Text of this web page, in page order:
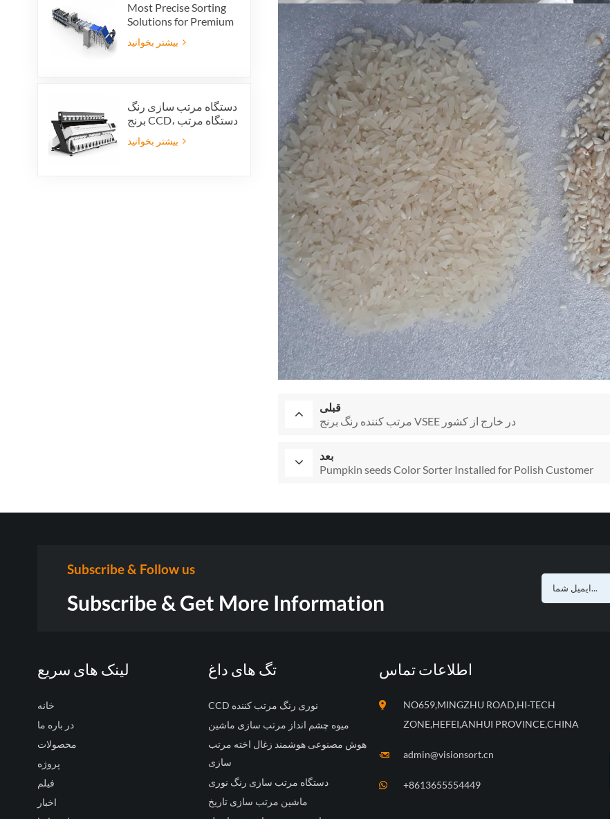
Most Precise Sorting
Solutions for Premium
Quality Dates, Date
Grader powered by
دستگاه مرتب سازی رنگ
برنج CCD، دستگاه مرتب
سازی خودکار شکل دانه
برنج، دستگاه مرتب
قبلی
مرتب کننده رنگ برنج VSEE در خارج از کشور
بعد
Pumpkin seeds Color Sorter Installed for Polish Customer
Subscribe & Follow us
Subscribe & Get More Information
لینک های سریع
خانه
در باره ما
محصولات
پروژه
فیلم
اخبار
تگ های داغ
CCD نوری رنگ مرتب کننده
میوه چشم انداز مرتب سازی ماشین
هوش مصنوعی هوشمند زغال اخته مرتب
سازی
دستگاه مرتب سازی رنگ نوری
ماشین مرتب سازی تاریخ
اطلاعات تماس
NO659,MINGZHU ROAD,HI-TECH
ZONE,HEFEI,ANHUI PROVINCE,CHINA
admin@visionsort.cn
+8613655554449